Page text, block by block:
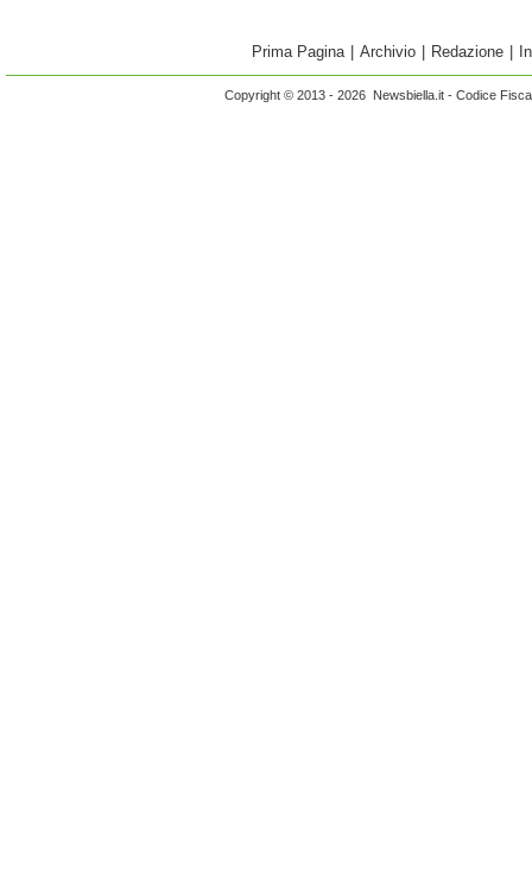
Prima Pagina Archivio Redazione
Copyright © 2013 - 2026 Newsbiella.it - Codice